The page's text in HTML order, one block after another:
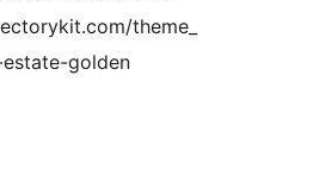
theme_
golden